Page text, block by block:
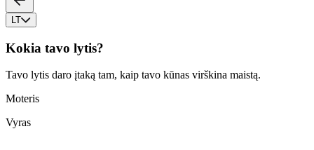
LT
Kokia tavo lytis?
Tavo lytis daro įtaką tam, kaip tavo kūnas virškina maistą.
Moteris
Vyras